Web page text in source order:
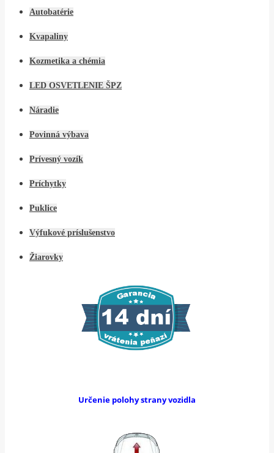
Autobatérie
Kvapaliny
Kozmetika a chémia
LED OSVETLENIE ŠPZ
Náradie
Povinná výbava
Prívesný vozík
Príchytky
Puklice
Výfukové príslušenstvo
Žiarovky
Určenie polohy strany vozidla